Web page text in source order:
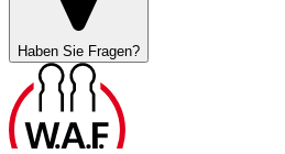
Haben Sie Fragen?